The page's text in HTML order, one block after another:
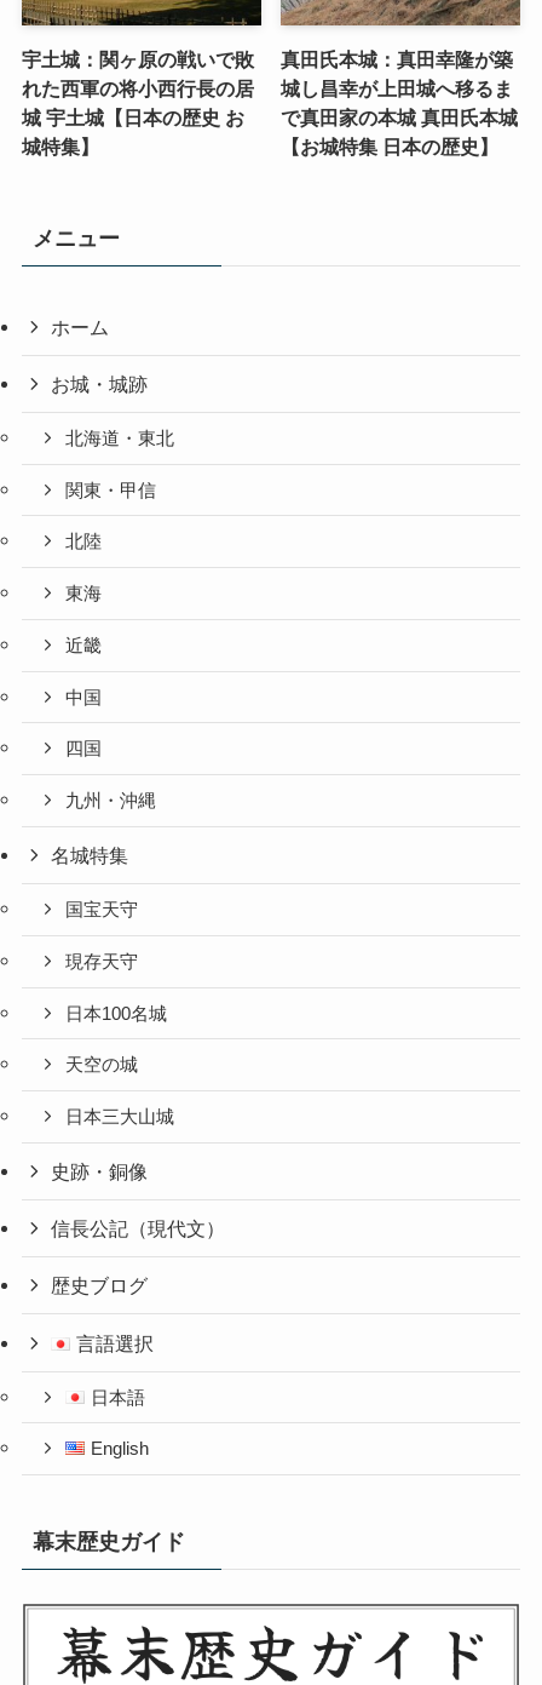
宇土城：関ヶ原の戦いで敗
れた西軍の将小西行長の居
城 宇土城【日本の歴史 お
城特集】
真田氏本城：真田幸隆が築
城し昌幸が上田城へ移るま
で真田家の本城 真田氏本城
【お城特集 日本の歴史】
メニュー
ホーム
お城・城跡
北海道・東北
関東・甲信
北陸
東海
近畿
中国
四国
九州・沖縄
名城特集
国宝天守
現存天守
日本100名城
天空の城
日本三大山城
史跡・銅像
信長公記（現代文）
歴史ブログ
言語選択
日本語
English
幕末歴史ガイド